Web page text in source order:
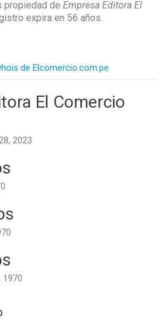
propiedad de Empresa Editora El
expira en 56 años.
de Elcomercio.com.pe
El Comercio
2023
1970